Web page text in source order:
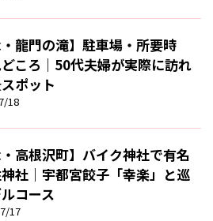
・龍門の滝】駐車場・所要時
ころ｜50代夫婦が実際に訪れ
ポット
18
・高根沢町】バイク神社で有名
社｜宇都宮餃子「幸楽」と巡
コース
17